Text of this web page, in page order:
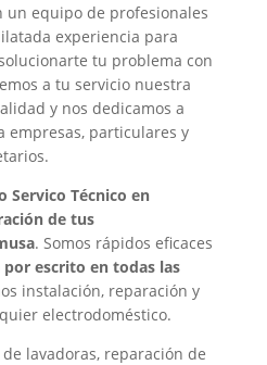
un equipo de profesionales
experiencia para
tu problema con
a tu servicio nuestra
y nos dedicamos a
empresas, particulares y
Servico Técnico en
de tus
. Somos rápidos eficaces
por escrito en todas las
instalación, reparación y
electrodoméstico.
lavadoras, reparación de